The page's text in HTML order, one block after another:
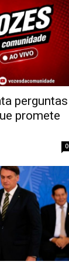
perguntas
promete
0